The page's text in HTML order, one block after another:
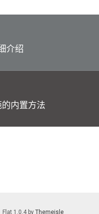
介绍
内置方法
Flat 1.0.4 by Themeisle